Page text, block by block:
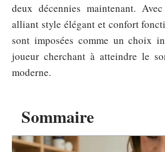
Sommaire
deux décennies maintenant.
alliant style élégant et confort
sont imposées comme un choix
joueur cherchant à atteindre le
moderne.